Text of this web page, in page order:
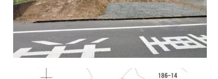
会
社
谷
英
建
築